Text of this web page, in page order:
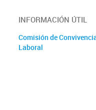
INFORMACIÓN ÚTIL
Comisión de
Laboral